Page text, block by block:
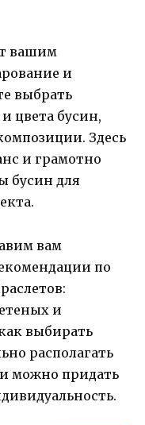
вашим
и
выбрать
цвета бусин,
Здесь
и грамотно
бусин для
вам
по
и
выбирать
располагать
можно придать